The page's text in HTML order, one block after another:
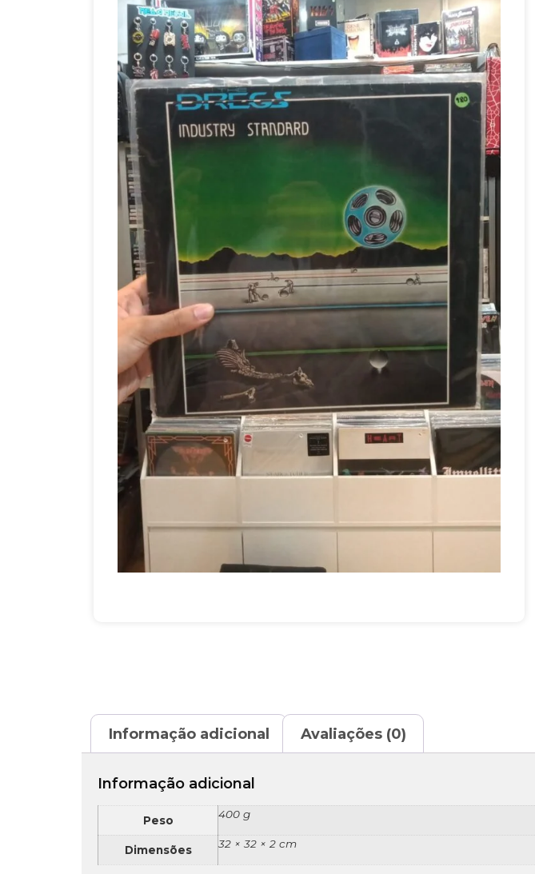
Informação adicional Avaliações (0)
Informação adicional
Peso 400 g
Dimensões 32 × 32 × 2 cm